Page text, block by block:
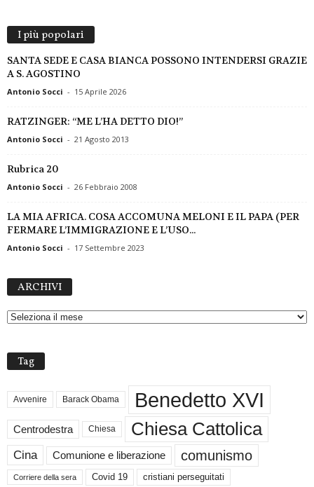
I più popolari
SANTA SEDE E CASA BIANCA POSSONO INTENDERSI GRAZIE
A S. AGOSTINO
Antonio Socci - 15 Aprile 2026
RATZINGER: “ME L’HA DETTO DIO!”
Antonio Socci - 21 Agosto 2013
Rubrica 20
Antonio Socci - 26 Febbraio 2008
LA MIA AFRICA. COSA ACCOMUNA MELONI E IL PAPA (PER
FERMARE L’IMMIGRAZIONE E L’USO...
Antonio Socci - 17 Settembre 2023
ARCHIVI
H
Tag
Avvenire Barack Obama Benedetto XVI
Centrodestra Chiesa Chiesa Cattolica
Cina Comunione e liberazione comunismo
Corriere della sera Covid 19 cristiani perseguitati